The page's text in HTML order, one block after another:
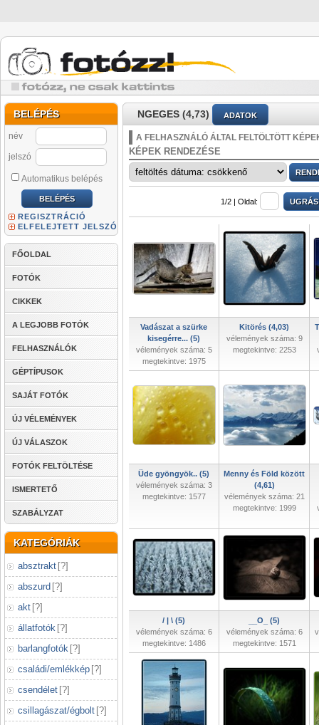
BELÉPÉS
név
jelszó
Automatikus belépés
REGISZTRÁCIÓ
ELFELEJTETT JELSZÓ
FŐOLDAL
FOTÓK
CIKKEK
A LEGJOBB FOTÓK
FELHASZNÁLÓK
GÉPTÍPUSOK
SAJÁT FOTÓK
ÚJ VÉLEMÉNYEK
ÚJ VÁLASZOK
FOTÓK FELTÖLTÉSE
ISMERTETŐ
SZABÁLYZAT
KATEGÓRIÁK
absztrakt [?]
abszurd [?]
akt [?]
állatfotók [?]
barlangfotók [?]
családi/emlékkép [?]
csendélet [?]
csillagászat/égbolt [?]
NGEGES (4,73) ADATOK
A FELHASZNÁLÓ ÁLTAL FELTÖLTÖTT
KÉPEK RENDEZÉSE
1/2 | Oldal:
Vadászat a szürke
kisegérre... (5)
vélemények száma: 5
megtekintve: 1975
Kitörés (4,03)
vélemények száma: 9
megtekintve: 2253
Üde gyöngyök.. (5)
vélemények száma: 3
megtekintve: 1577
Menny és Föld között
(4,61)
vélemények száma: 21
megtekintve: 1999
/ | \ (5)
vélemények száma: 6
megtekintve: 1486
__O_ (5)
vélemények száma: 6
megtekintve: 1571